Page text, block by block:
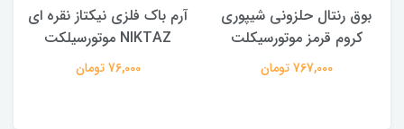
بوق رنتال حلزونی شیپوری
کروم قرمز موتورسیکلت
767,000 تومان
آرم باک فلزی نیکتاز نقره ای
NIKTAZ موتورسیلکت
76,000 تومان